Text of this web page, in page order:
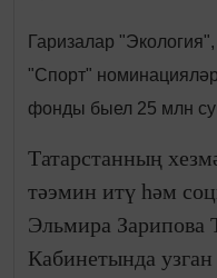
Гаризалар
"Спорт"
фонды быел 25 млн
Татарстанның
тәэмин итү һәм
Эльмира Зарипова
Кабинетында